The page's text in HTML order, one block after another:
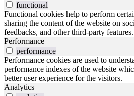
functional
Functional cookies help to perform
sharing the content of the website on
feedbacks, and other third-party features.
Performance
performance
Performance cookies are used to
performance indexes of the website
better user experience for the visitors.
Analytics